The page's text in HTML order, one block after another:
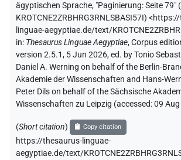
ägyptischen Sprache, "Paginierung: Seite 79" (
KROTCNE2ZRBHRG3RNLSBASI57I)
linguae-aegyptiae.de/text/
in: Thesaurus Linguae Aegyptiae,Corpus
version 2.5.1, 5 Jun 2026, ed. by Tonio
Daniel A. Werning on behalf of the Berlin-
Akademie der Wissenschaften and Hans-
Peter Dils on behalf of the Sächsische
Wissenschaften zu Leipzig (accessed:09
(Short citation) Copy citation
https://thesaurus-linguae-
aegyptiae.de/text/